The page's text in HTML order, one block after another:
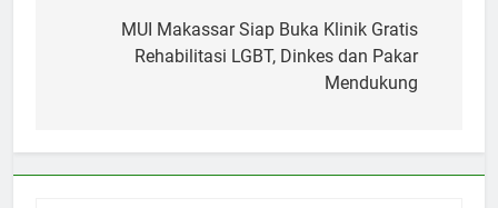
MUI Makassar Siap Buka Klinik Gratis
Rehabilitasi LGBT, Dinkes dan Pakar
Mendukung